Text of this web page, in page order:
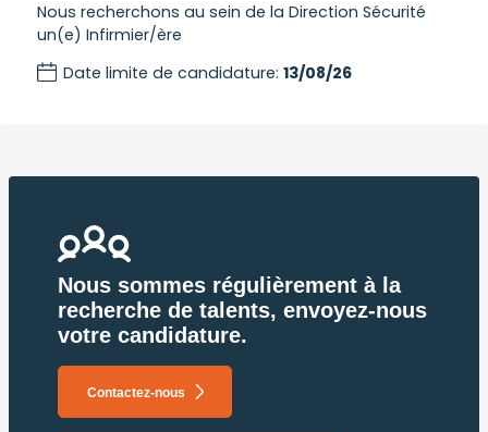
Nous recherchons au sein de la Direction Sécurité
un(e) Infirmier/ère
Date limite de candidature: 13/08/26
Pagination
Nous sommes régulièrement à la
recherche de talents, envoyez-nous
votre candidature.
Contactez-nous